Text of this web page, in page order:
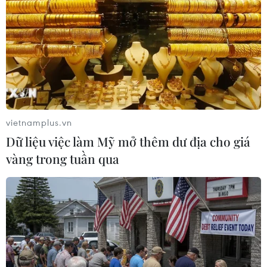
Trung Quốc từ Nga lên tới gần 8,42 triệu tấn, tương
đương khoảng 1,98 triệu thùng/ngày, tăng hơn 25% so
với mức 1,59 triệu thùng/ngày hồi tháng Tư.
Hợp tác kinh tế Nga-Trung Quốc: Cơ hội
vietnamplus.vn
Dữ liệu việc làm Mỹ mở thêm dư địa cho giá
vàng trong tuần qua